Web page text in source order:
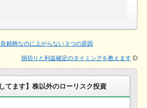
良銘柄なのに上がらない３つの原因
損切りと利益確定のタイミングを教えます
てます】株以外のローリスク投資